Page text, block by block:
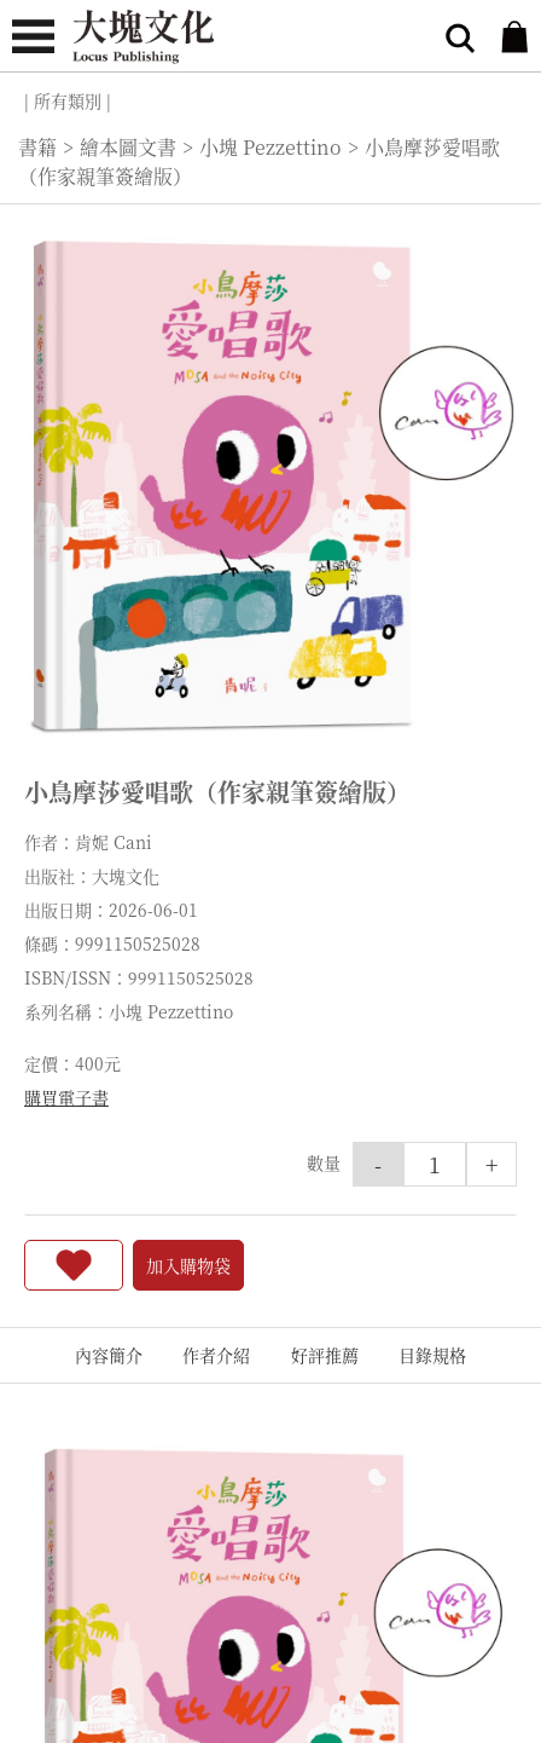
| 所有類別 |
書籍 > 繪本圖文書 > 小塊 Pezzettino > 小鳥摩莎愛唱歌
（作家親筆簽繪版）
小鳥摩莎愛唱歌（作家親筆簽繪版）
作者：肯妮 Cani
出版社：大塊文化
出版日期：2026-06-01
條碼：9991150525028
ISBN/ISSN：9991150525028
系列名稱：小塊 Pezzettino
定價：400元
購買電子書
數量 +
-
加入購物袋
內容簡介 作者介紹 好評推薦 目錄規格